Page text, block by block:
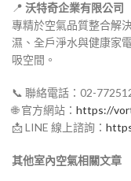
📍 沃特奇企業有限公司
專精於空氣品質整合解
濕、全戶淨水與健康家
吸空間。
📞 聯絡電話：02-
🌐 官方網站： https://
📩 LINE 線上諮詢：
其他室內空氣相關文章